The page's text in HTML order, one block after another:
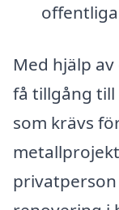
Med hjälp
få tillgång
som krävs